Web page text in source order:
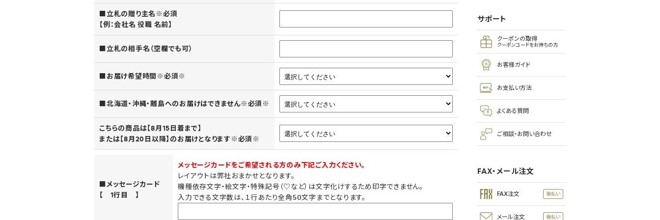
■立札の贈り主名※必須
【例：会社名 役職 名前】
■立札の相手名（空欄でも可）
■お届け希望時間※必須※
■北海道・沖縄・離島へのお届けはできません※必須※
こちらの商品は【8月15日着まで】
または【8月20日以降】のお届けとなります※必須※
■メッセージカード
【 1行目 】
メッセージカードをご希望される方のみ下記ご入力ください。
レイアウトは弊社おまかせとなります。
機種依存文字・絵文字・特殊記号（♡など）は文字化けするため印字できません。
入力できる文字数は、１行あたり全角50文字までとなります。
サポート
クーポンの取得
クーポンコードをお持ちの方
お客様ガイド
お支払い方法
よくある質問
ご相談・お問い合わせ
FAX・メール注文
FAX注文
メール注文